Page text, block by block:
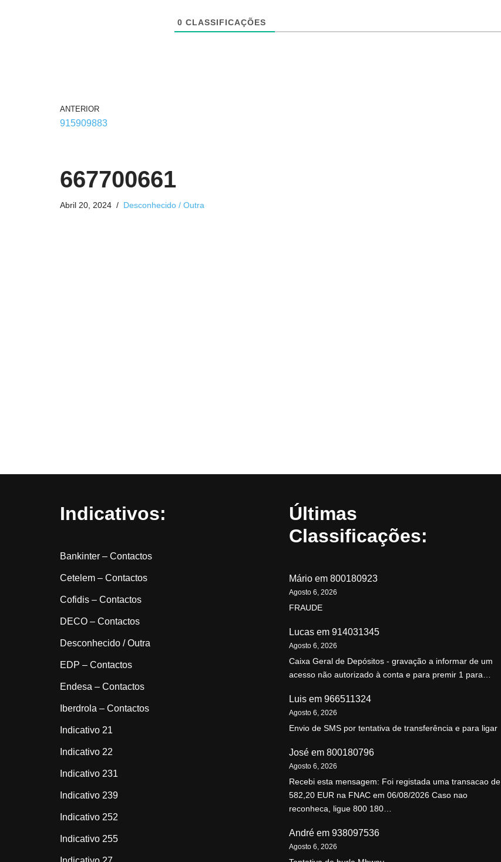
0 CLASSIFICAÇÕES
ANTERIOR
915909883
667700661
Abril 20, 2024 Desconhecido / Outra
Indicativos:
Bankinter – Contactos
Cetelem – Contactos
Cofidis – Contactos
DECO – Contactos
Desconhecido / Outra
EDP – Contactos
Endesa – Contactos
Iberdrola – Contactos
Indicativo 21
Indicativo 22
Indicativo 231
Indicativo 239
Indicativo 252
Indicativo 255
Últimas
Classificações:
Mário em 800180923
Agosto 6, 2026
FRAUDE
Lucas em 914031345
Agosto 6, 2026
Caixa Geral de Depósitos - gravação a informar de um
acesso não autorizado à conta e para premir 1 para…
Luis em 966511324
Agosto 6, 2026
Envio de SMS por tentativa de transferência e para ligar
José em 800180796
Agosto 6, 2026
Recebi esta mensagem: Foi registada uma transacao de
582,20 EUR na FNAC em 06/08/2026 Caso nao
reconheca, ligue 800 180…
André em 938097536
Agosto 6, 2026